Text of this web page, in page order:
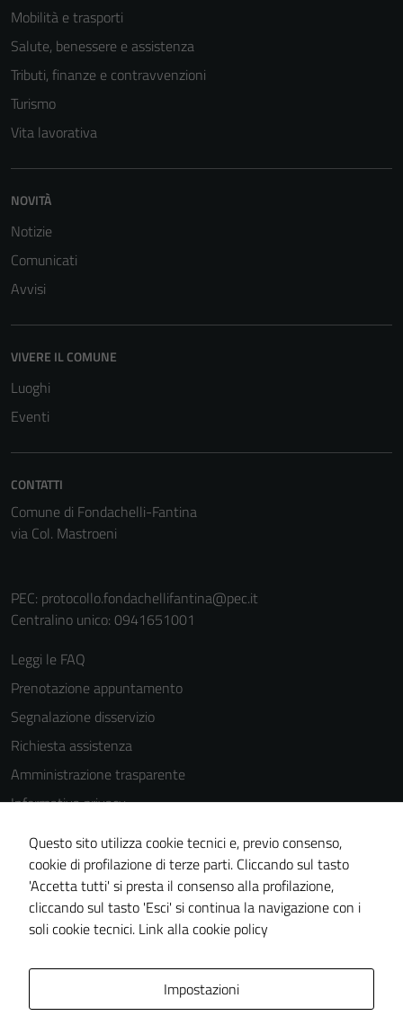
Mobilità e trasporti
Salute, benessere e assistenza
Tributi, finanze e contravvenzioni
Turismo
Vita lavorativa
NOVITÀ
Notizie
Comunicati
Avvisi
VIVERE IL COMUNE
Luoghi
Eventi
CONTATTI
Comune di Fondachelli-Fantina
via Col. Mastroeni
PEC: protocollo.fondachellifantina@pec.it
Centralino unico: 0941651001
Leggi le FAQ
Prenotazione appuntamento
Segnalazione disservizio
Richiesta assistenza
Amministrazione trasparente
Informativa privacy
Cookie Policy
Note legali
Dichiarazione di accessibilità
Piano di miglioramento del sito
Questo sito utilizza cookie tecnici e, previo consenso,
cookie di profilazione di terze parti. Cliccando sul tasto
'Accetta tutti' si presta il consenso alla profilazione,
cliccando sul tasto 'Esci' si continua la navigazione con i
soli cookie tecnici. Link alla cookie policy
Impostazioni